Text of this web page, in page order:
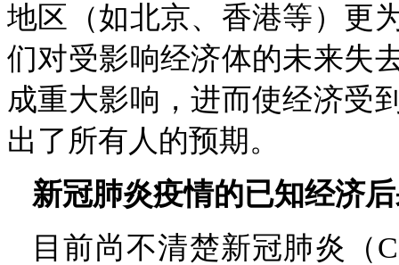
地区（如北京、香港等）更
们对受影响经济体的未来失
成重大影响，进而使经济受
出了所有人的预期。
新冠肺炎疫情的已知经济
目前尚不清楚新冠肺炎（